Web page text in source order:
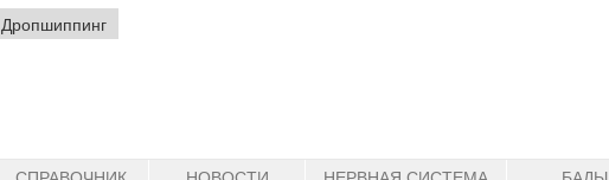
Дропшиппинг